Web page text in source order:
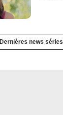
Dernières news séries